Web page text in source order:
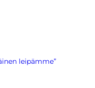
leipämme”